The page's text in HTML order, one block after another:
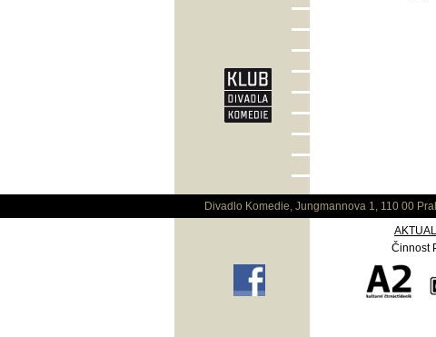
Divadlo Komedie, Jungmannova 1, 110 00
Činnost